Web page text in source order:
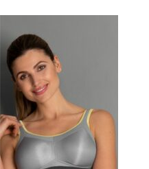
plusieurs
variations.
Les
options
peuvent
être
choisies
sur
la